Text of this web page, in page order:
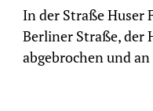
In der Straße Huser
Berliner Straße, der
abgebrochen und